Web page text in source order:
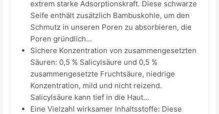
extrem starke Adsorptionskraft. Diese schwarze
Seife enthält zusätzlich Bambuskohle, um den
Schmutz in unseren Poren zu absorbieren, die
Poren gründlich...
Sichere Konzentration von zusammengesetzten
Säuren: 0,5 % Salicylsäure und 0,5 %
zusammengesetzte Fruchtsäure, niedrige
Konzentration, mild und nicht reizend.
Salicylsäure kann tief in die Haut...
Eine Vielzahl wirksamer Inhaltsstoffe: Diese